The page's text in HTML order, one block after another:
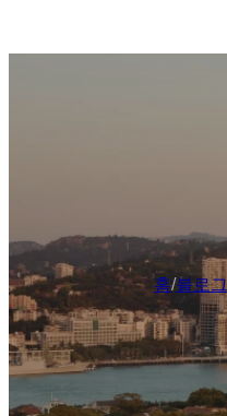
홈/블로그